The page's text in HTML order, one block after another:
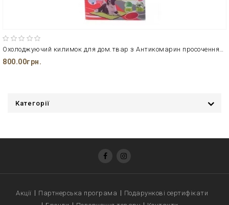
Охолоджуючий килимок для дом.твар з Антикомарин просоченням 65 * 50
800.00грн.
Категорії
Акції Партнерська програма
Подарункові сертифікати